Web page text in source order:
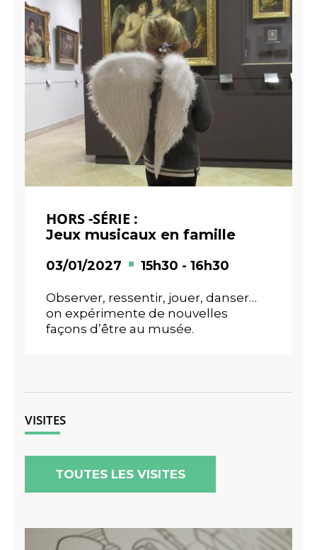
HORS -SÉRIE :
Jeux musicaux en famille
03/01/2027 15h30 - 16h30
Observer, ressentir, jouer, danser…
on expérimente de nouvelles
façons d’être au musée.
VISITES
TOUTES LES VISITES